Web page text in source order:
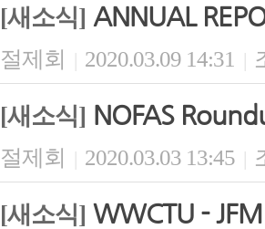
[새소식] ANNUAL
절제회 | 2020.03.09 14:31 |
[새소식] NOFAS
절제회 | 2020.03.03 13:45 |
[새소식] WWCTU -